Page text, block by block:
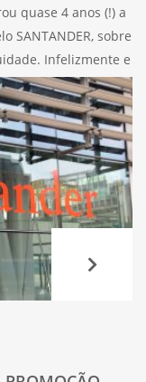
quase 4 anos (!) a
SANTANDER, sobre
Infelizmente e
ao que